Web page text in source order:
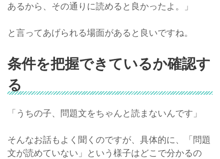
あるから、その通りに読めると良かったよ。」
と言ってあげられる場面があると良いですね。
条件を把握できているか確認す
る
「うちの子、問題文をちゃんと読まないんです」
そんなお話もよく聞くのですが、具体的に、「問題
文が読めていない」という様子はどこで分かるの